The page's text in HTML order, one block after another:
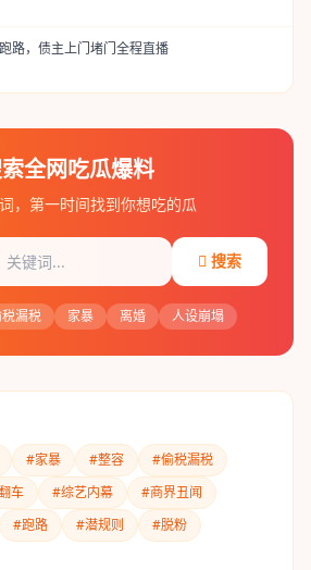
路，债主上门堵门全程直播
全网吃瓜爆料
，第一时间找到你想吃的瓜
搜索
漏税 家暴 离婚 人设崩塌
#家暴 #整容
#偷税漏税
车 #综艺内幕
#商界丑闻
#跑路 #潜规则
#脱粉